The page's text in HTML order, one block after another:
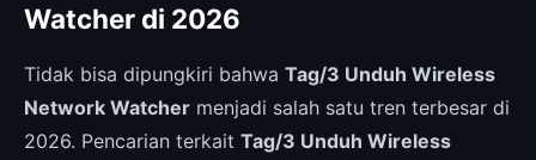
Watcher di 2026
Tidak bisa dipungkiri bahwa Tag/3 Unduh Wireless
Network Watcher menjadi salah satu tren terbesar di
2026. Pencarian terkait Tag/3 Unduh Wireless